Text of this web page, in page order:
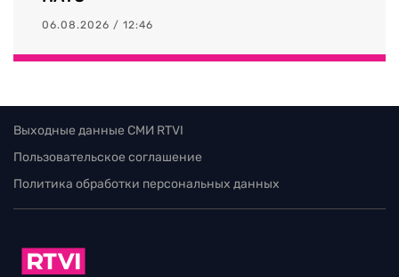
06.08.2026 / 12:46
Выходные данные СМИ RTVI
Пользовательское соглашение
Политика обработки персональных данных